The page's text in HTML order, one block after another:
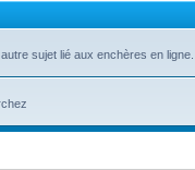
sujet lié aux enchères en ligne.